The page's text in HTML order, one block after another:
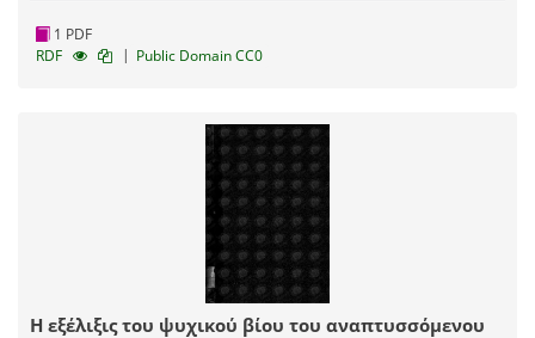
1 PDF
RDF
| Public Domain CC0
Η εξέλιξις του ψυχικού βίου του αναπτυσσόμενου